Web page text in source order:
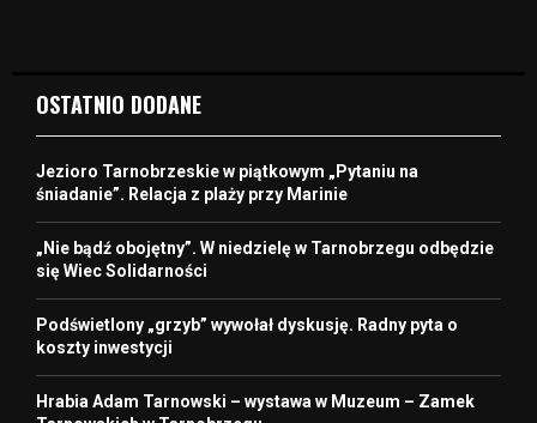
OSTATNIO DODANE
Jezioro Tarnobrzeskie w piątkowym „Pytaniu na
śniadanie”. Relacja z plaży przy Marinie
„Nie bądź obojętny”. W niedzielę w Tarnobrzegu odbędzie
się Wiec Solidarności
Podświetlony „grzyb” wywołał dyskusję. Radny pyta o
koszty inwestycji
Hrabia Adam Tarnowski – wystawa w Muzeum – Zamek